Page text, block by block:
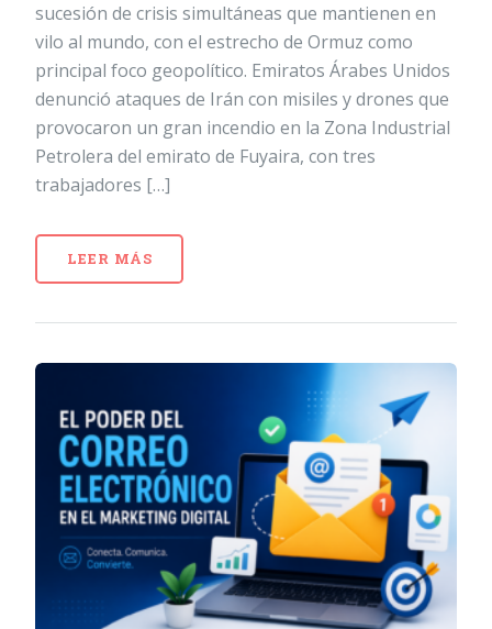
sucesión de crisis simultáneas que mantienen en
vilo al mundo, con el estrecho de Ormuz como
principal foco geopolítico. Emiratos Árabes Unidos
denunció ataques de Irán con misiles y drones que
provocaron un gran incendio en la Zona Industrial
Petrolera del emirato de Fuyaira, con tres
trabajadores […]
LEER MÁS